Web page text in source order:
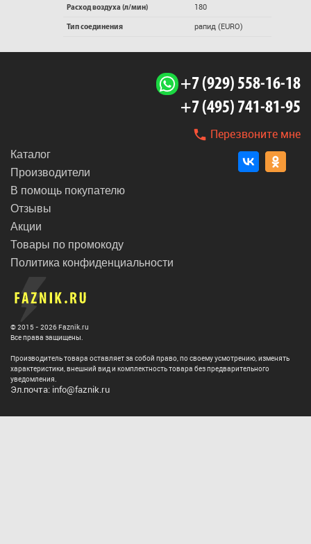
Расход воздуха (л/мин) 180
Тип соединения рапид (EURO)
+7 (929) 558-16-18
+7 (495) 741-81-95
Перезвоните мне
Каталог
Производители
В помощь покупателю
Отзывы
Акции
Товары по промокоду
Политика конфиденциальности
© 2015 - 2026 Faznik.ru
Все права защищены.
Производитель товара оставляет за собой право, по своему усмотрению, изменять
характеристики, внешний вид и комплектность товара без предварительного
уведомления.
Эл.почта: info@faznik.ru